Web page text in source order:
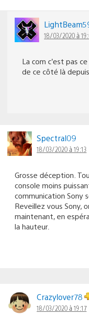
18/03/2020 à
La com c’est pas
de ce côté là depuis
Spectral09
18/03/2020 à 19:13
Grosse déception.
console moins
communication Sony
Reveillez vous Sony,
maintenant, en
la hauteur.
Crazylover78
18/03/2020 à 19:17